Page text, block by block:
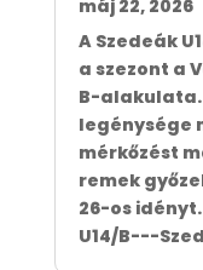
máj 22, 2026
A Szedeák
a szezont a
B-alakulata.
legénysége
mérkőzést
remek
26-os
U14/B---